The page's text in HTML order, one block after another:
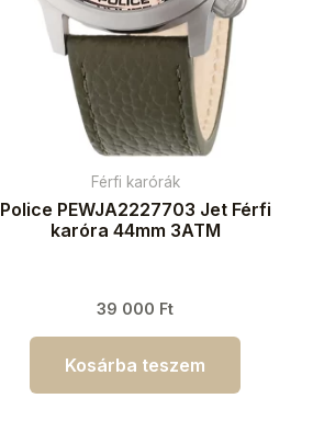
Férfi karórák
Police PEWJA2227703 Jet Férfi
karóra 44mm 3ATM
39 000 Ft
Kosárba teszem